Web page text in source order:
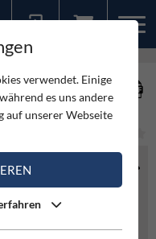
verwendet. Einige
es uns andere
auf unserer Webseite